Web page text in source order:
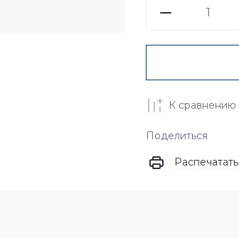
К сравнению
Поделиться
Распечатать